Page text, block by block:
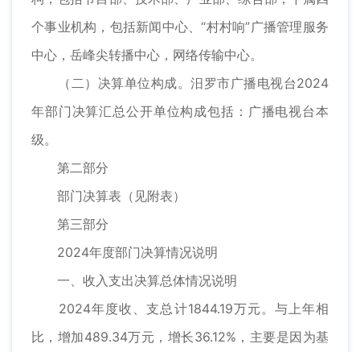
个事业机构，包括新闻中心、“村村响”广播管理服务
中心，岳峰尖转播中心，网络传输中心。
（二）决算单位构成。汨罗市广播电视台2024
年部门决算汇总公开单位构成包括：广播电视台本
级。
第二部分
部门决算表（见附表）
第三部分
2024年度部门决算情况说明
一、收入支出决算总体情况说明
2024年度收、支总计1844.19万元。与上年相
比，增加489.34万元，增长36.12%，主要是因为基